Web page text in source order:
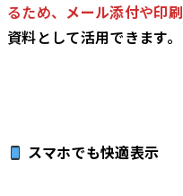
るため、 メール添付や印刷
資料として活用できます。
スマホでも快適表示